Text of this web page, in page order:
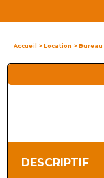
Accueil > Location > Bureau
DESCRIPTIF